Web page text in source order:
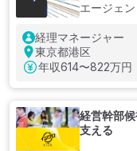
エージェ
経理マネージャー
東京都港区
年収614〜822万円
経営幹部
支える